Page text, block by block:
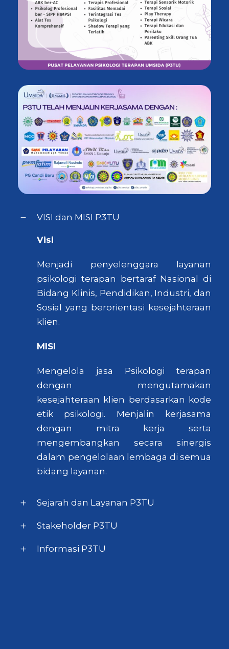
VISI dan MISI P3TU
Visi
Menjadi penyelenggara layanan
psikologi terapan bertaraf Nasional di
Bidang Klinis, Pendidikan, Industri, dan
Sosial yang berorientasi kesejahteraan
klien.
MISI
Mengelola jasa Psikologi terapan
dengan mengutamakan
kesejahteraan klien berdasarkan kode
etik psikologi. Menjalin kerjasama
dengan mitra kerja serta
mengembangkan secara sinergis
dalam pengelolaan lembaga di semua
bidang layanan.
Sejarah dan Layanan P3TU
Stakeholder P3TU
Informasi P3TU